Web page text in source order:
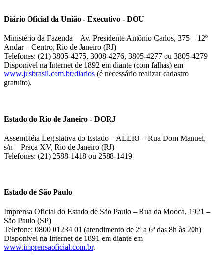
Diário Oficial da União - Executivo - DOU
Ministério da Fazenda – Av. Presidente Antônio Carlos, 375 – 12º
Andar – Centro, Rio de Janeiro (RJ)
Telefones: (21) 3805-4275, 3008-4276, 3805-4277 ou 3805-4279
Disponível na Internet de 1892 em diante (com falhas) em
www.jusbrasil.com.br/diarios (é necessário realizar cadastro
gratuito).
Estado do Rio de Janeiro - DORJ
Assembléia Legislativa do Estado – ALERJ – Rua Dom Manuel,
s/n – Praça XV, Rio de Janeiro (RJ)
Telefones: (21) 2588-1418 ou 2588-1419
Estado de São Paulo
Imprensa Oficial do Estado de São Paulo – Rua da Mooca, 1921 –
São Paulo (SP)
Telefone: 0800 01234 01 (atendimento de 2ª a 6ª das 8h às 20h)
Disponível na Internet de 1891 em diante em
www.imprensaoficial.com.br.